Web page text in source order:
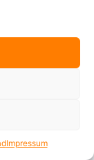
Impressum